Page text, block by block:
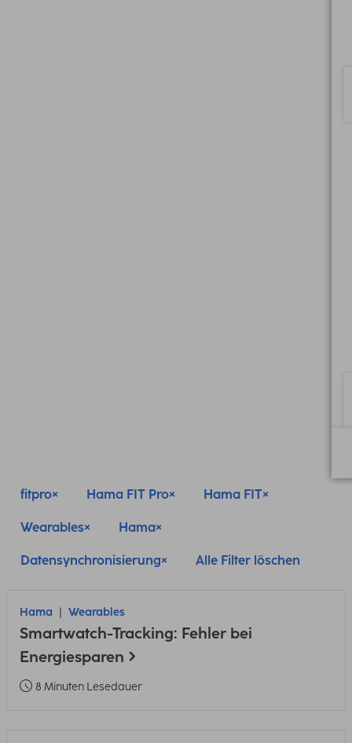
fitpro Hama FIT Pro Hama FIT
Wearables Hama
Datensynchronisierung Alle Filter löschen
Hama Wearables
Smartwatch-Tracking: Fehler bei
Energiesparen
8 Minuten Lesedauer